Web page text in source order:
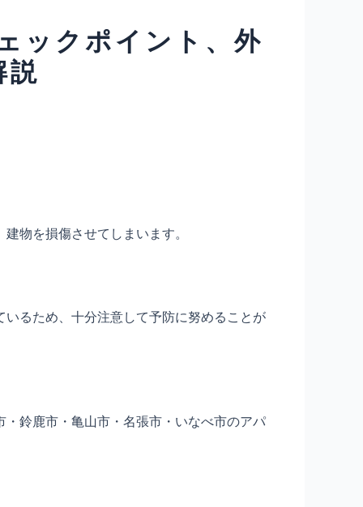
ックポイント、外
説
物を損傷させてしまいます。
るため、十分注意して予防に努めることが
鈴鹿市・亀山市・名張市・いなべ市のアパ